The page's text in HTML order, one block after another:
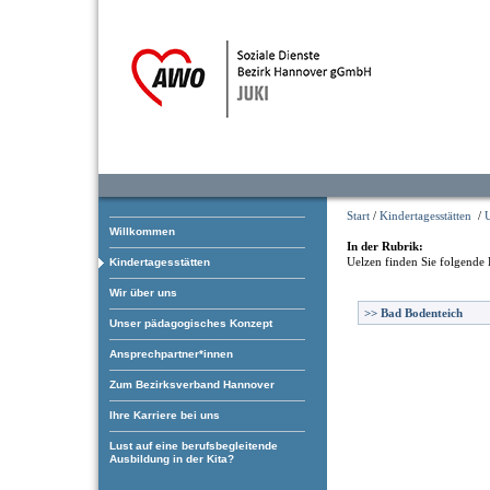
Willkommen
Kindertagesstätten
Wir über uns
Unser pädagogisches Konzept
Ansprechpartner*innen
Zum Bezirksverband Hannover
Ihre Karriere bei uns
Lust auf eine berufsbegleitende
Ausbildung in der Kita?
Start / Kindertagesstätten /
In der Rubrik:
Uelzen finden Sie folgende
>> Bad Bodenteich